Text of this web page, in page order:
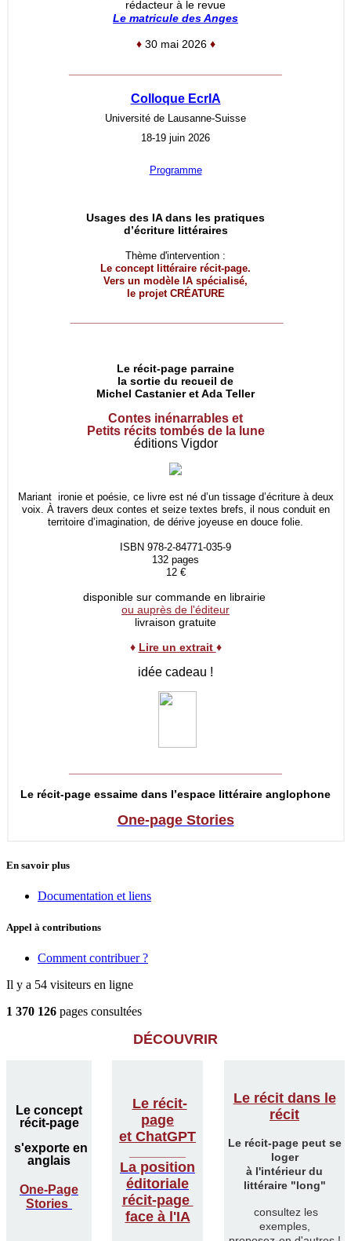
rédacteur à le revue
Le matricule des Anges
♦ 30 mai 2026 ♦
Colloque EcrIA
Université de Lausanne-Suisse
18-19 juin 2026
Programme
Usages des IA dans les pratiques
d’écriture littéraires
Thème d'intervention :
Le concept littéraire récit-page.
Vers un modèle IA spécialisé,
le projet CRÉATURE
Le récit-page parraine
la sortie du recueil de
Michel Castanier et Ada Teller
Contes inénarrables et
Petits récits tombés de la lune
éditions Vigdor
Mariant ironie et poésie, ce livre est né d’un tissage d’écriture à deux
voix. À travers deux contes et seize textes brefs, il nous conduit en
territoire d’imagination, de dérive joyeuse en douce folie.
ISBN 978-2-84771-035-9
132 pages
12 €
disponible sur commande en librairie
ou auprès de l'éditeur
livraison gratuite
♦ Lire un extrait ♦
idée cadeau !
Le récit-page essaime dans l’espace littéraire anglophone
One-page Stories
En savoir plus
Documentation et liens
Appel à contributions
Comment contribuer ?
Il y a 54 visiteurs en ligne
1 370 126 pages consultées
DÉCOUVRIR
Le concept
récit-page
s'exporte en
anglais
One-Page
Stories
Le récit-
page
et ChatGPT
La position
éditoriale
récit-page
face à l'IA
Le récit dans le
récit
Le récit-page peut se
loger
à l'intérieur du
littéraire "long"
consultez les
exemples,